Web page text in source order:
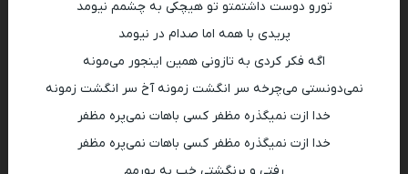
تورو دوست داشتمتو تو هیچکی به چشمم نیومد
پریدی با همه اما صدام در نیومد
اگه فکر کردی به تازونی همین اینجور می‌مونه
نمی‌دونستی می‌چرخه سر انگشت زمونه آخ سر انگشت زمونه
خدا ازت نمیگذره مظفر کسی باهات نمی‌پره مظفر
خدا ازت نمیگذره مظفر کسی باهات نمی‌پره مظفر